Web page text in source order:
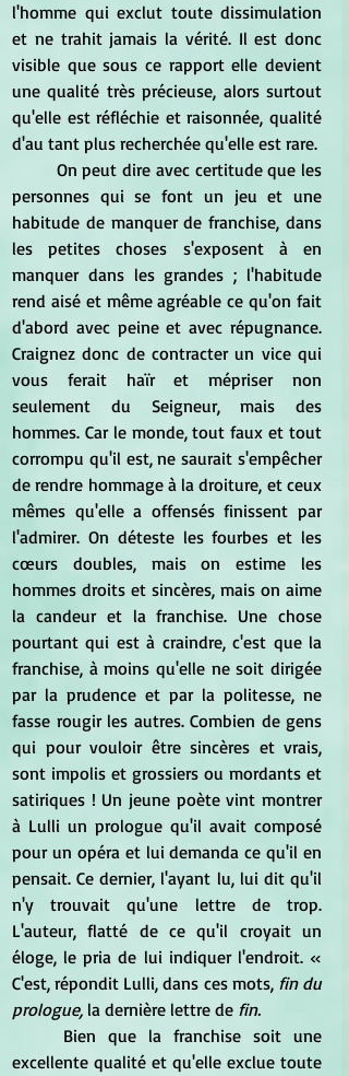
l'homme qui exclut toute dissimulation
et ne trahit jamais la vérité. Il est donc
visible que sous ce rapport elle devient
une qualité très précieuse, alors surtout
qu'elle est réfléchie et raisonnée, qualité
d'au tant plus recherchée qu'elle est rare.
personnes qui se font un jeu et une
habitude de manquer de franchise, dans
les petites choses s'exposent à en
manquer dans les grandes ; l'habitude
rend aisé et même agréable ce qu'on fait
d'abord avec peine et avec répugnance.
Craignez donc de contracter un vice qui
vous ferait haïr et mépriser non
seulement du Seigneur, mais des
hommes. Car le monde, tout faux et tout
corrompu qu'il est, ne saurait s'empêcher
de rendre hommage à la droiture, et ceux
mêmes qu'elle a offensés finissent par
l'admirer. On déteste les fourbes et les
cœurs doubles, mais on estime les
hommes droits et sincères, mais on aime
la candeur et la franchise. Une chose
pourtant qui est à craindre, c'est que la
franchise, à moins qu'elle ne soit dirigée
par la prudence et par la politesse, ne
fasse rougir les autres. Combien de gens
qui pour vouloir être sincères et vrais,
sont impolis et grossiers ou mordants et
satiriques ! Un jeune poète vint montrer
à Lulli un prologue qu'il avait composé
pour un opéra et lui demanda ce qu'il en
pensait. Ce dernier, l'ayant lu, lui dit qu'il
n'y trouvait qu'une lettre de trop.
L'auteur, flatté de ce qu'il croyait un
éloge, le pria de lui indiquer l'endroit. «
C'est, répondit Lulli, dans ces mots, fin du
prologue, la dernière lettre de fin.
excellente qualité et qu'elle exclue toute